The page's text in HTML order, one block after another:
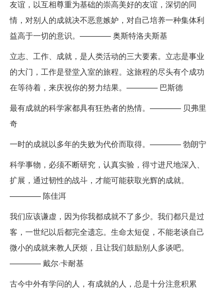
友谊，以互相尊重为基础的崇高美好的友谊，深切的同
情，对别人的成就决不恶意嫉妒，对自己培养一种集体利
益高于一切的意识。———— 奥斯特洛夫斯基
立志、工作、成就，是人类活动的三大要素。立志是事业
的大门，工作是登堂入室的旅程。这旅程的尽头有个成功
在等待着，来庆祝你的努力结果。———— 巴斯德
最有成就的科学家都具有狂热者的热情。———— 贝弗里
奇
一时的成就以多年的失败为代价而取得。———— 勃朗宁
科学事物，必须不断研究，认真实验，得寸进尺地深入、
扩展，通过韧性的战斗，才能可能获取光辉的成就。
———— 陈佳洱
我们应该谦虚，因为你我都成就不了多少。我们都只是过
客，一世纪以后都完全遗忘。生命太短促，不能老谈自己
微小的成就来教人厌烦，且让我们鼓励别人多谈吧。
———— 戴尔·卡耐基
古今中外有学问的人，有成就的人，总是十分注意积累